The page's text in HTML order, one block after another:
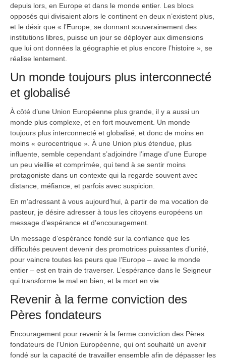
depuis lors, en Europe et dans le monde entier. Les blocs
opposés qui divisaient alors le continent en deux n’existent plus,
et le désir que « l’Europe, se donnant souverainement des
institutions libres, puisse un jour se déployer aux dimensions
que lui ont données la géographie et plus encore l’histoire », se
réalise lentement.
Un monde toujours plus interconnecté
et globalisé
À côté d’une Union Européenne plus grande, il y a aussi un
monde plus complexe, et en fort mouvement. Un monde
toujours plus interconnecté et globalisé, et donc de moins en
moins « eurocentrique ». À une Union plus étendue, plus
influente, semble cependant s’adjoindre l’image d’une Europe
un peu vieillie et comprimée, qui tend à se sentir moins
protagoniste dans un contexte qui la regarde souvent avec
distance, méfiance, et parfois avec suspicion.
En m’adressant à vous aujourd’hui, à partir de ma vocation de
pasteur, je désire adresser à tous les citoyens européens un
message d’espérance et d’encouragement.
Un message d’espérance fondé sur la confiance que les
difficultés peuvent devenir des promotrices puissantes d’unité,
pour vaincre toutes les peurs que l’Europe – avec le monde
entier – est en train de traverser. L’espérance dans le Seigneur
qui transforme le mal en bien, et la mort en vie.
Revenir à la ferme conviction des
Pères fondateurs
Encouragement pour revenir à la ferme conviction des Pères
fondateurs de l’Union Européenne, qui ont souhaité un avenir
fondé sur la capacité de travailler ensemble afin de dépasser les